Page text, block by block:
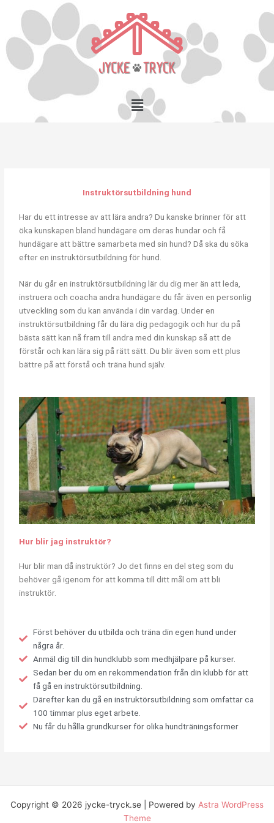
content
Menu
Instruktörsutbildning hund
Har du ett intresse av att lära andra? Du kanske brinner för att
öka kunskapen bland hundägare om deras hundar och få
hundägare att bättre samarbeta med sin hund? Då ska du söka
efter en instruktörsutbildning för hund.
När du går en instruktörsutbildning lär du dig mer än att leda,
instruera och coacha andra hundägare du får även en personlig
utveckling som du kan använda i din vardag. Under en
instruktörsutbildning får du lära dig pedagogik och hur du på
bästa sätt kan nå fram till andra med din kunskap så att de
förstår och kan lära sig på rätt sätt. Du blir även som ett plus
bättre på att förstå och träna hund själv.
Hur blir jag instruktör?
Hur blir man då instruktör? Jo det finns en del steg som du
behöver gå igenom för att komma till ditt mål om att bli
instruktör.
Först behöver du utbilda och träna din egen hund under
några år.
Anmäl dig till din hundklubb som medhjälpare på kurser.
Sedan ber du om en rekommendation från din klubb för att
få gå en instruktörsutbildning.
Därefter kan du gå en instruktörsutbildning som omfattar ca
100 timmar plus eget arbete.
Nu får du hålla grundkurser för olika hundträningsformer
Copyright © 2026 jycke-tryck.se | Powered by Astra WordPress
Theme